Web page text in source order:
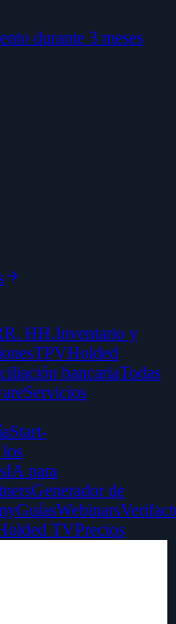
durante 3 meses
HH.Inventario y
TPVHolded
bancariaTodas
Servicios
Start-
los
IA para
Generador de
GuíasWebinars
TVPrecios